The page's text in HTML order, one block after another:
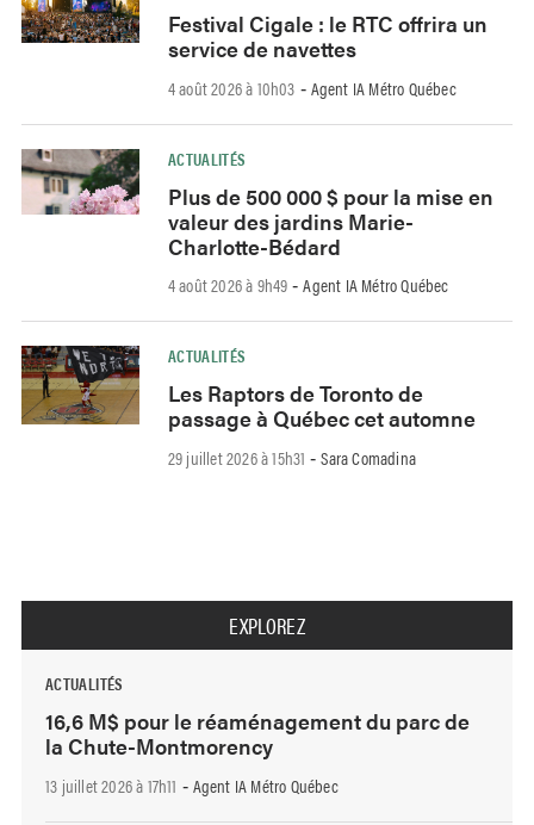
Festival Cigale : le RTC offrira un
service de navettes
4 août 2026 à 10h03 - Agent IA Métro Québec
ACTUALITÉS
Plus de 500 000 $ pour la mise en
valeur des jardins Marie-
Charlotte-Bédard
4 août 2026 à 9h49 -Agent IA Métro Québec
ACTUALITÉS
Les Raptors de Toronto de
passage à Québec cet automne
29 juillet 2026 à 15h31 -Sara Comadina
EXPLOREZ
ACTUALITÉS
16,6 M$ pour le réaménagement du parc de
la Chute-Montmorency
13 juillet 2026 à 17h11 - Agent IA Métro Québec